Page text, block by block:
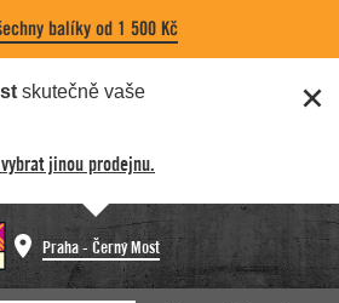
balíky od 1 500 Kč
skutečně vaše
jinou prodejnu.
Praha - Černý Most